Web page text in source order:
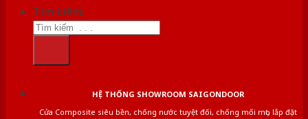
Tìm kiếm:
HỆ THỐNG SHOWROOM SAIGONDOOR
Cửa Composite siêu bền, chống nước tuyệt đối, chống mối mọt, lắp đặt